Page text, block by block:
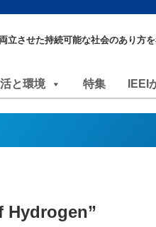
立させた持続可能な社会のあり方
と環境 特集 IEEI
Hydrogen”